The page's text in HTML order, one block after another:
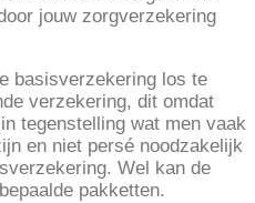
jouw zorgverzekering
basisverzekering los te
verzekering, dit omdat
tegenstelling wat men vaak
en niet persé noodzakelijk
Wel kan de
pakketten.